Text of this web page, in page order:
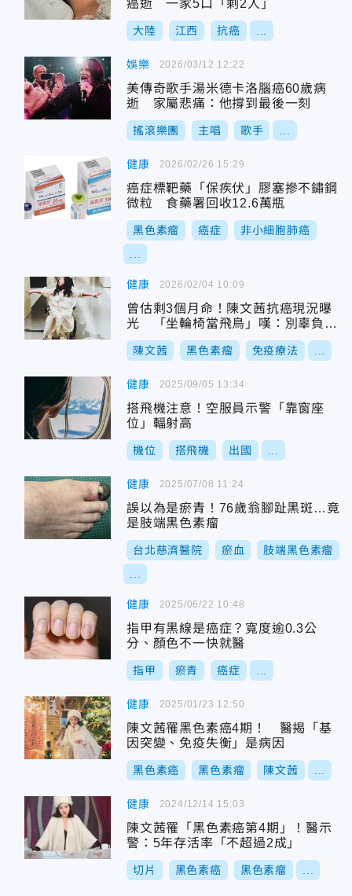
癌逝 一家5口「剩2人」
大陸 江西 抗癌
娛樂
美傳奇歌手湯米德卡洛腦癌60歲病
逝 家屬悲痛：他撐到最後一刻
搖滾樂團 主唱 歌手
2026/03/12 12:22
健康
癌症標靶藥「保疾伏」膠塞摻不鏽鋼
微粒 食藥署回收12.6萬瓶
黑色素瘤 癌症 非小細胞肺癌
2026/02/26 15:29
健康
曾估剩3個月命！陳文茜抗癌現況曝
光 「坐輪椅當飛鳥」嘆：別辜負當
下
陳文茜 黑色素瘤 免疫療法
2026/02/04 10:09
健康
搭飛機注意！空服員示警「靠窗座
位」輻射高
機位 搭飛機 出國
2025/09/05 13:34
健康
誤以為是瘀青！76歲翁腳趾黑斑…竟
是肢端黑色素瘤
台北慈濟醫院 瘀血 肢端黑色素瘤
2025/07/08 11:24
健康
指甲有黑線是癌症？寬度逾0.3公
分、顏色不一快就醫
指甲 瘀青 癌症
2025/06/22 10:48
健康
陳文茜罹黑色素癌4期！ 醫揭「基
因突變、免疫失衡」是病因
黑色素癌 黑色素瘤 陳文茜
2025/01/23 12:50
健康
陳文茜罹「黑色素癌第4期」！醫示
警：5年存活率「不超過2成」
切片 黑色素癌 黑色素瘤
2024/12/14 15:03